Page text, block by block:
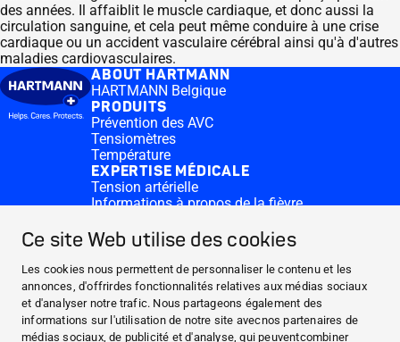
Ce site Web utilise des cookies
Les cookies nous permettent de personnaliser le contenu et les
annonces, d'offrirdes fonctionnalités relatives aux médias sociaux
et d'analyser notre trafic. Nous partageons également des
informations sur l'utilisation de notre site avecnos partenaires de
médias sociaux, de publicité et d'analyse, qui peuventcombiner
des années. Il affaiblit le muscle cardiaque, et donc aussi la
circulation sanguine, et cela peut même conduire à une crise
cardiaque ou un accident vasculaire cérébral ainsi qu'à d'autres
maladies cardiovasculaires.
ABOUT HARTMANN
HARTMANN Belgique
PRODUITS
Prévention des AVC
Tensiomètres
Température
EXPERTISE MÉDICALE
Tension artérielle
Informations à propos de la fièvre
Medi.connect Login
Contactez-nous
FAQ
ABOUT HARTMANN
PRODUITS
EXPERTISE MÉDICALE